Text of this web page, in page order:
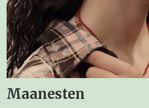
Maanesten